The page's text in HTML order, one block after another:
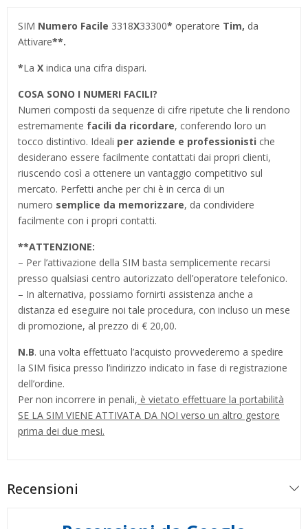
SIM Numero Facile 3318X33300* operatore Tim, da
Attivare**.
*La X indica una cifra dispari.
COSA SONO I NUMERI FACILI?
Numeri composti da sequenze di cifre ripetute che li rendono
estremamente facili da ricordare, conferendo loro un
tocco distintivo. Ideali per aziende e professionisti che
desiderano essere facilmente contattati dai propri clienti,
riuscendo così a ottenere un vantaggio competitivo sul
mercato. Perfetti anche per chi è in cerca di un
numero semplice da memorizzare, da condividere
facilmente con i propri contatti.
**ATTENZIONE:
– Per l’attivazione della SIM basta semplicemente recarsi
presso qualsiasi centro autorizzato dell’operatore telefonico.
– In alternativa, possiamo fornirti assistenza anche a
distanza ed eseguire noi tale procedura, con incluso un mese
di promozione, al prezzo di € 20,00.
N.B. una volta effettuato l’acquisto provvederemo a spedire
la SIM fisica presso l’indirizzo indicato in fase di registrazione
dell’ordine.
Per non incorrere in penali, è vietato effettuare la portabilità
SE LA SIM VIENE ATTIVATA DA NOI verso un altro gestore
prima dei due mesi.
Recensioni